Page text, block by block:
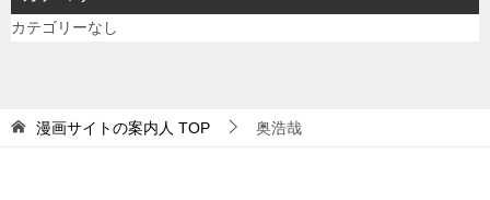
カテゴリーなし
漫画サイトの案内人 TOP 奥浩哉